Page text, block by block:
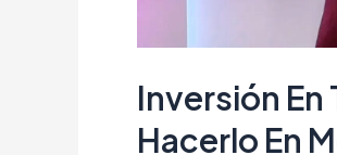
Inversión
Hacerlo En